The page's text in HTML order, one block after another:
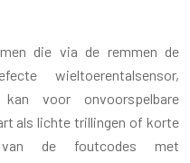
die via de remmen de
wieltoerentalsensor,
voor onvoorspelbare
als lichte trillingen of korte
van de foutcodes met